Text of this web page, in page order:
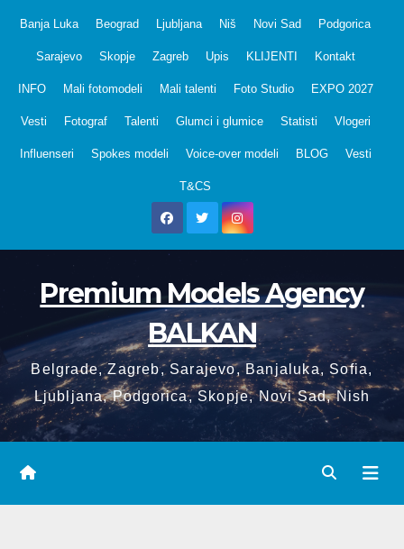
Banja Luka Beograd Ljubljana Niš Novi Sad Podgorica
Sarajevo Skopje Zagreb Upis KLIJENTI Kontakt
INFO Mali fotomodeli Mali talenti Foto Studio EXPO 2027
Vesti Fotograf Talenti Glumci i glumice Statisti Vlogeri
Influenseri Spokes modeli Voice-over modeli BLOG Vesti
T&CS
Premium Models Agency
BALKAN
Belgrade, Zagreb, Sarajevo, Banjaluka, Sofia,
Ljubljana, Podgorica, Skopje, Novi Sad, Nish